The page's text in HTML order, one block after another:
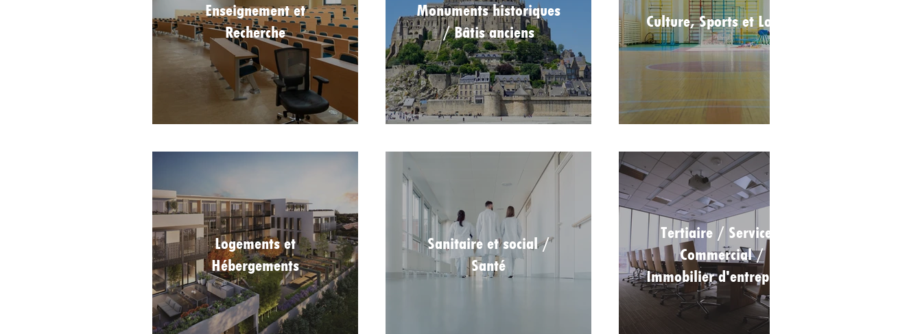
Enseignement et
Recherche
Monuments historiques
/ Bâtis anciens
Culture, Sports et Loisirs
Logements et
Hébergements
Sanitaire et social /
Santé
Tertiaire / Service /
Commercial /
Immobilier d'entreprises